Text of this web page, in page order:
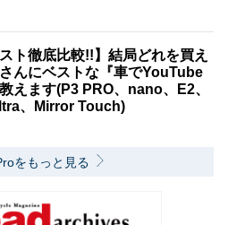
ト徹底比較!!】結局どれを買え
んにベストな『車でYouTube
えます(P3 PRO、nano、E2、
、Mirror Touch)
をもっと見る